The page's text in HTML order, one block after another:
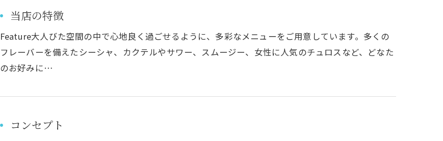
当店の特徴
Feature大人びた空間の中で心地良く過ごせるように、多彩なメニューをご用意しています。多くの
フレーバーを備えたシーシャ、カクテルやサワー、スムージー、女性に人気のチュロスなど、どなた
のお好みに…
コンセプト